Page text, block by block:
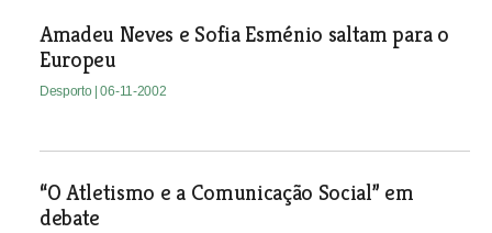
Amadeu Neves e Sofia Esménio saltam para o
Europeu
Desporto | 06-11-2002
“O Atletismo e a Comunicação Social” em
debate